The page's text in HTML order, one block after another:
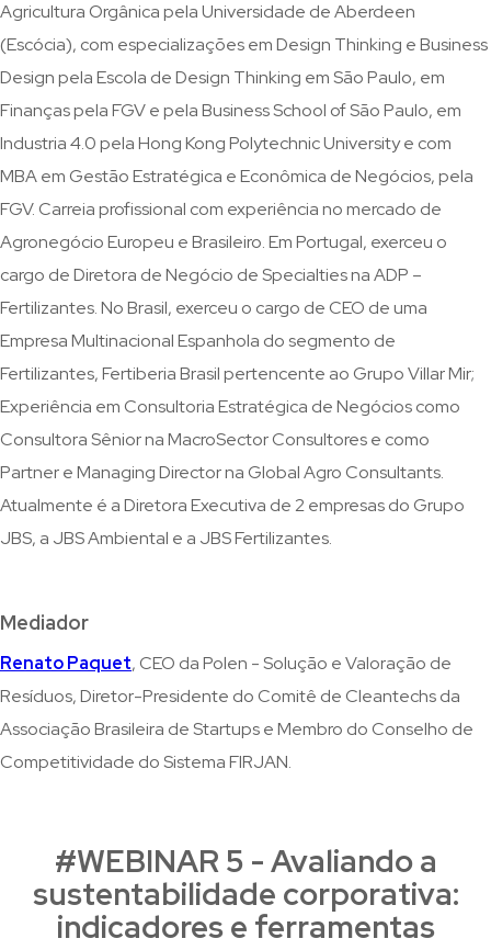
Agricultura Orgânica pela Universidade de Aberdeen
(Escócia), com especializações em Design Thinking e Business
Design pela Escola de Design Thinking em São Paulo, em
Finanças pela FGV e pela Business School of São Paulo, em
Industria 4.0 pela Hong Kong Polytechnic University e com
MBA em Gestão Estratégica e Econômica de Negócios, pela
FGV. Carreia profissional com experiência no mercado de
Agronegócio Europeu e Brasileiro. Em Portugal, exerceu o
cargo de Diretora de Negócio de Specialties na ADP –
Fertilizantes. No Brasil, exerceu o cargo de CEO de uma
Empresa Multinacional Espanhola do segmento de
Fertilizantes, Fertiberia Brasil pertencente ao Grupo Villar Mir;
Experiência em Consultoria Estratégica de Negócios como
Consultora Sênior na MacroSector Consultores e como
Partner e Managing Director na Global Agro Consultants.
Atualmente é a Diretora Executiva de 2 empresas do Grupo
JBS, a JBS Ambiental e a JBS Fertilizantes.
Mediador
Renato Paquet, CEO da Polen - Solução e Valoração de
Resíduos, Diretor-Presidente do Comitê de Cleantechs da
Associação Brasileira de Startups e Membro do Conselho de
Competitividade do Sistema FIRJAN.
#WEBINAR 5 - Avaliando a
sustentabilidade corporativa:
indicadores e ferramentas